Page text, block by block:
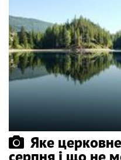
Яке
серпня і що не